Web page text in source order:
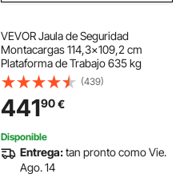
VEVOR Jaula de Seguridad
Montacargas 114,3x109,2 cm
Plataforma de Trabajo 635 kg
(439)
44190€
Disponible
Entrega:tan pronto como Vie.
Ago. 14